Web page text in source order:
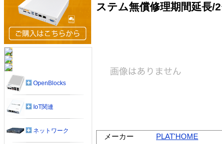
ステム無償修理期間延長/
メーカー
PLAT'HOME
OpenBlocks
IoT関連
ネットワーク